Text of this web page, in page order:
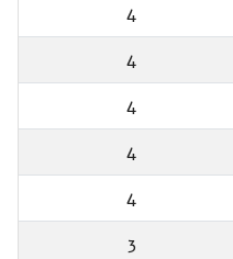
4
4
4
4
4
3